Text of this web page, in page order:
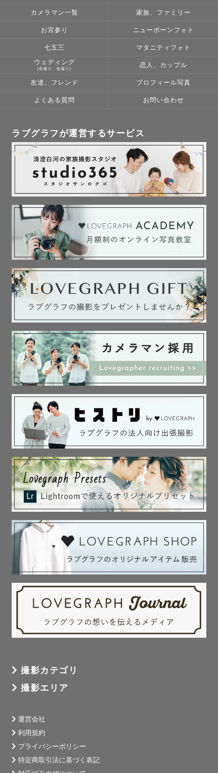
カメラマン一覧 家族、ファミリー
お宮参り ニューボーンフォト
七五三 マタニティフォト
ウェディング
(前撮り、後撮り)
恋人、カップル
友達、フレンド プロフィール写真
よくある質問 お問い合わせ
ラブグラフが運営するサービス
撮影カテゴリ
撮影エリア
運営会社
利用規約
プライバシーポリシー
特定商取引法に基づく表記